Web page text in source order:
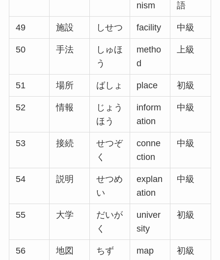
nism
語
49 施設 しせつ facility 中級
50 手法
しゅほ
う
metho
d
上級
51 場所 ばしょ place 初級
52 情報
じょう
ほう
inform
ation
中級
53 接続
せつぞ
く
conne
ction
中級
54 説明
せつめ
い
explan
ation
中級
55 大学
だいが
く
univer
sity
初級
56 地図 ちず map 初級